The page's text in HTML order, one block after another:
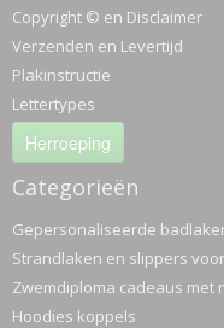
Copyright © en Disclaimer
Verzenden en Levertijd
Plakinstructie
Lettertypes
Herroeping
Categorieën
Gepersonaliseerde
Strandlaken en slippers
Zwemdiploma cadeaus met
Hoodies koppels